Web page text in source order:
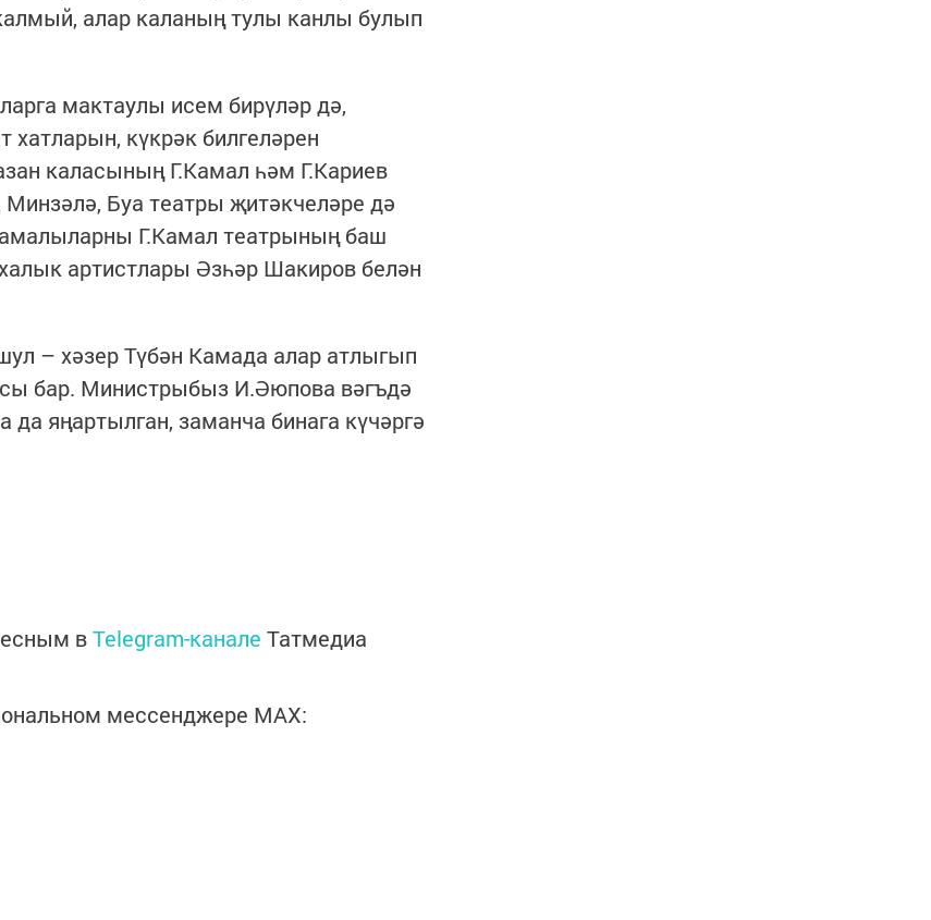
алар каланың тулы канлы булып
мактаулы исем бирүләр дә,
хатларын, күкрәк билгеләрен
каласының Г.Камал һәм Г.Кариев
Буа театры җитәкчеләре дә
Г.Камал театрының баш
артистлары Әзһәр Шакиров белән
– хәзер Түбән Камада алар атлыгып
бар. Министрыбыз И.Әюпова вәгъдә
яңартылган, заманча бинага күчәргә
вTelegram-канале Татмедиа
мессенджере MАХ: